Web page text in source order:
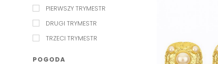
W SZPIC
W ŁÓDKĘ
WODA
Z KOŁNIERZYKIEM
PIERWSZY TRYMESTR
DRUGI TRYMESTR
TRZECI TRYMESTR
POGODA